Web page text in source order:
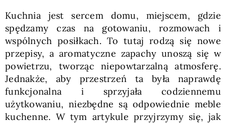
Kuchnia jest sercem domu, miejscem, gdzie
spędzamy czas na gotowaniu, rozmowach i
wspólnych posiłkach. To tutaj rodzą się nowe
przepisy, a aromatyczne zapachy unoszą się w
powietrzu, tworząc niepowtarzalną atmosferę.
Jednakże, aby przestrzeń ta była naprawdę
funkcjonalna i sprzyjała codziennemu
użytkowaniu, niezbędne są odpowiednie meble
kuchenne. W tym artykule przyjrzymy się, jak